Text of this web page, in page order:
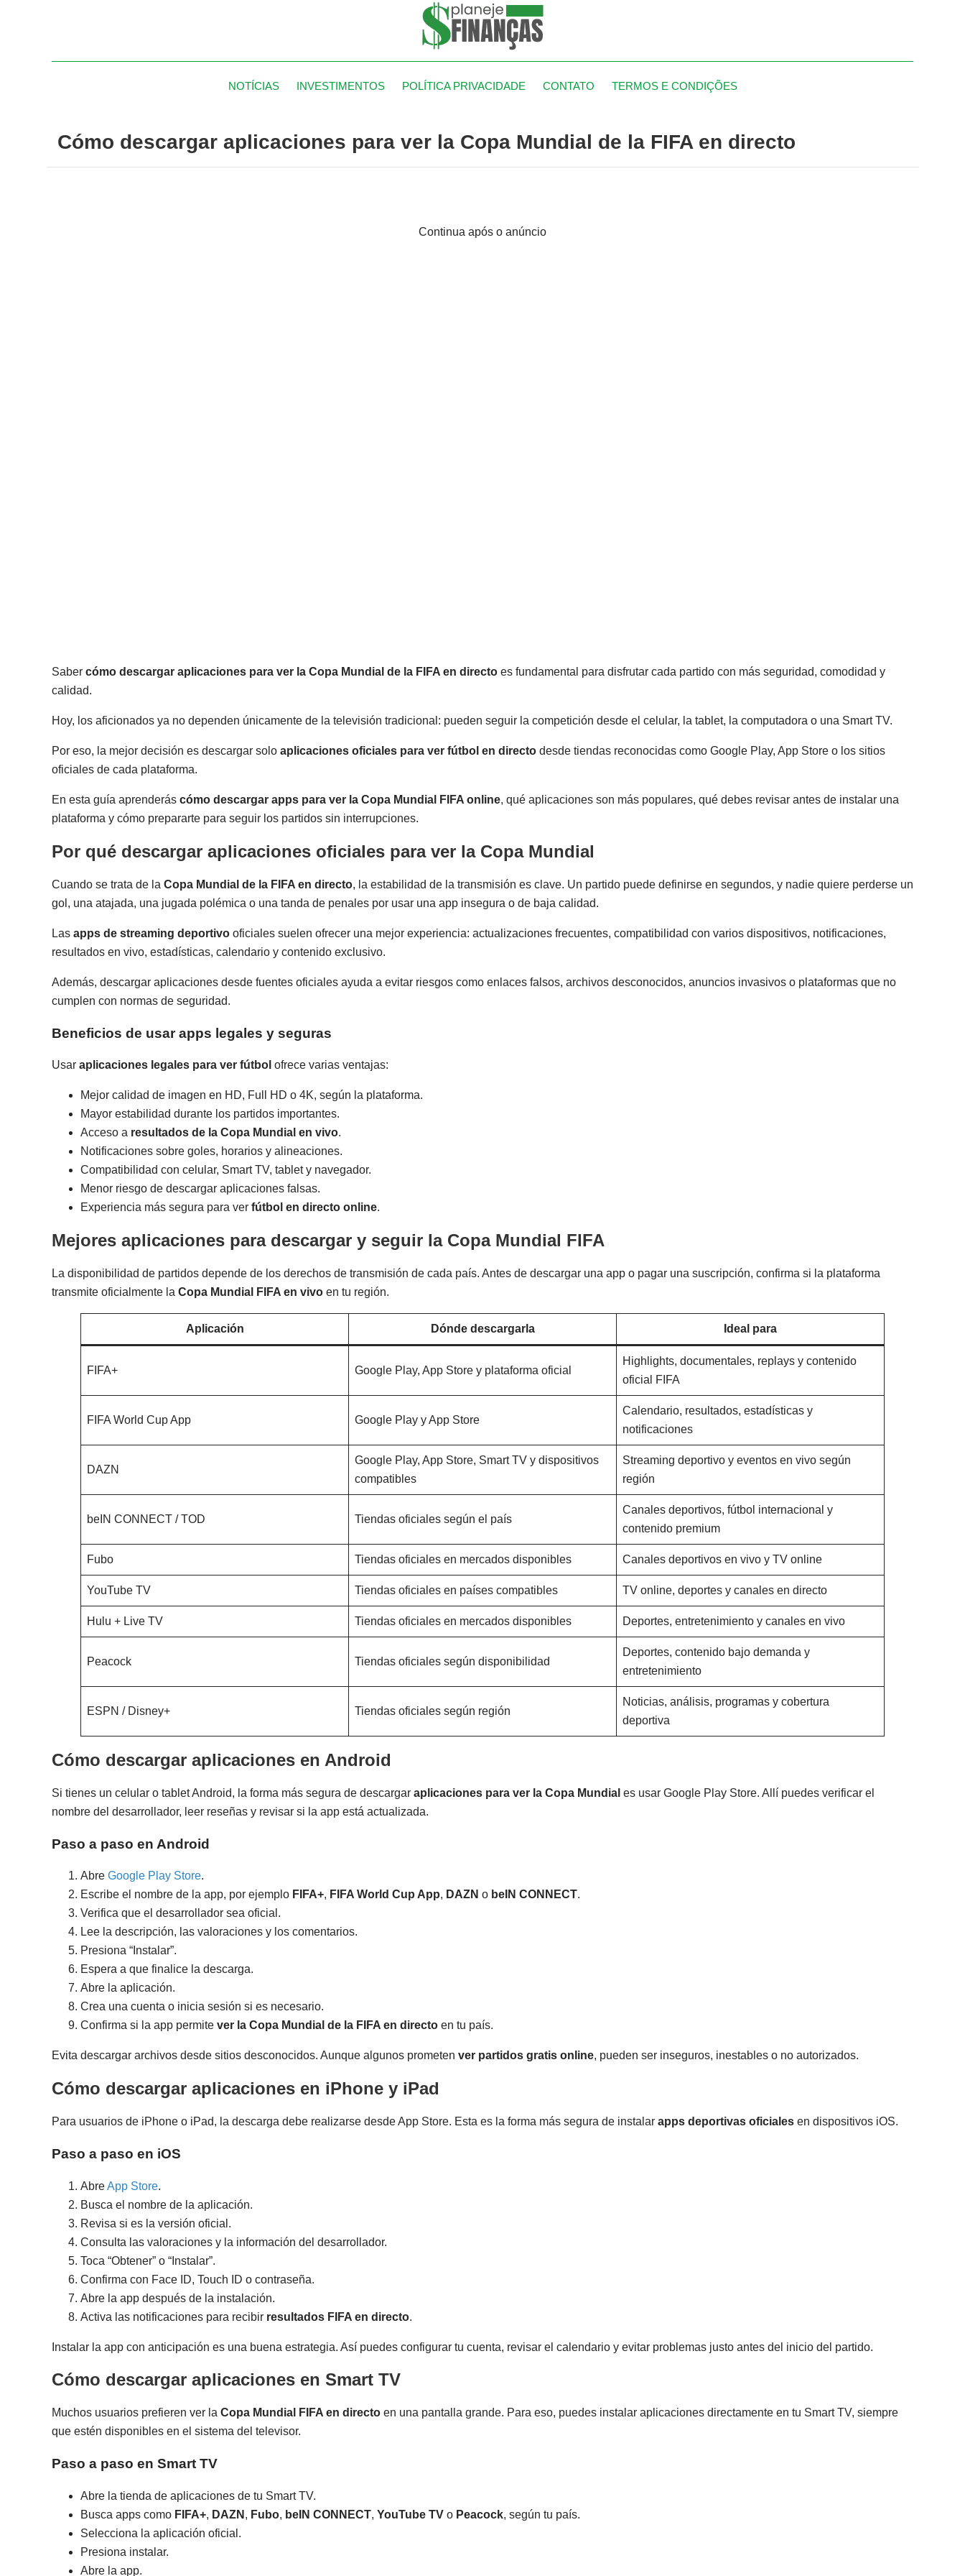
NOTÍCIAS INVESTIMENTOS POLÍTICA PRIVACIDADE CONTATO TERMOS E CONDIÇÕES
Cómo descargar aplicaciones para ver la Copa Mundial de la FIFA en directo
Continua após o anúncio
Saber cómo descargar aplicaciones para ver la Copa Mundial de la FIFA en directo es fundamental para disfrutar cada partido con más seguridad, comodidad y
calidad.
Hoy, los aficionados ya no dependen únicamente de la televisión tradicional: pueden seguir la competición desde el celular, la tablet, la computadora o una Smart TV.
Por eso, la mejor decisión es descargar solo aplicaciones oficiales para ver fútbol en directo desde tiendas reconocidas como Google Play, App Store o los sitios
oficiales de cada plataforma.
En esta guía aprenderás cómo descargar apps para ver la Copa Mundial FIFA online, qué aplicaciones son más populares, qué debes revisar antes de instalar una
plataforma y cómo prepararte para seguir los partidos sin interrupciones.
Por qué descargar aplicaciones oficiales para ver la Copa Mundial
Cuando se trata de la Copa Mundial de la FIFA en directo, la estabilidad de la transmisión es clave. Un partido puede definirse en segundos, y nadie quiere perderse un
gol, una atajada, una jugada polémica o una tanda de penales por usar una app insegura o de baja calidad.
Las apps de streaming deportivo oficiales suelen ofrecer una mejor experiencia: actualizaciones frecuentes, compatibilidad con varios dispositivos, notificaciones,
resultados en vivo, estadísticas, calendario y contenido exclusivo.
Además, descargar aplicaciones desde fuentes oficiales ayuda a evitar riesgos como enlaces falsos, archivos desconocidos, anuncios invasivos o plataformas que no
cumplen con normas de seguridad.
Beneficios de usar apps legales y seguras
Usar aplicaciones legales para ver fútbol ofrece varias ventajas:
Mejor calidad de imagen en HD, Full HD o 4K, según la plataforma.
Mayor estabilidad durante los partidos importantes.
Acceso a resultados de la Copa Mundial en vivo.
Notificaciones sobre goles, horarios y alineaciones.
Compatibilidad con celular, Smart TV, tablet y navegador.
Menor riesgo de descargar aplicaciones falsas.
Experiencia más segura para ver fútbol en directo online.
Mejores aplicaciones para descargar y seguir la Copa Mundial FIFA
La disponibilidad de partidos depende de los derechos de transmisión de cada país. Antes de descargar una app o pagar una suscripción, confirma si la plataforma
transmite oficialmente la Copa Mundial FIFA en vivo en tu región.
Aplicación Dónde descargarla Ideal para
FIFA+ Google Play, App Store y plataforma oficial
Highlights, documentales, replays y contenido
oficial FIFA
FIFA World Cup App Google Play y App Store
Calendario, resultados, estadísticas y
notificaciones
DAZN
Google Play, App Store, Smart TV y dispositivos
compatibles
Streaming deportivo y eventos en vivo según
región
beIN CONNECT / TOD Tiendas oficiales según el país
Canales deportivos, fútbol internacional y
contenido premium
Fubo Tiendas oficiales en mercados disponibles Canales deportivos en vivo y TV online
YouTube TV Tiendas oficiales en países compatibles TV online, deportes y canales en directo
Hulu + Live TV Tiendas oficiales en mercados disponibles Deportes, entretenimiento y canales en vivo
Peacock Tiendas oficiales según disponibilidad
Deportes, contenido bajo demanda y
entretenimiento
ESPN / Disney+ Tiendas oficiales según región
Noticias, análisis, programas y cobertura
deportiva
Cómo descargar aplicaciones en Android
Si tienes un celular o tablet Android, la forma más segura de descargar aplicaciones para ver la Copa Mundial es usar Google Play Store. Allí puedes verificar el
nombre del desarrollador, leer reseñas y revisar si la app está actualizada.
Paso a paso en Android
Abre Google Play Store.
Escribe el nombre de la app, por ejemplo FIFA+, FIFA World Cup App, DAZN o beIN CONNECT.
Verifica que el desarrollador sea oficial.
Lee la descripción, las valoraciones y los comentarios.
Presiona “Instalar”.
Espera a que finalice la descarga.
Abre la aplicación.
Crea una cuenta o inicia sesión si es necesario.
Confirma si la app permite ver la Copa Mundial de la FIFA en directo en tu país.
Evita descargar archivos desde sitios desconocidos. Aunque algunos prometen ver partidos gratis online, pueden ser inseguros, inestables o no autorizados.
Cómo descargar aplicaciones en iPhone y iPad
Para usuarios de iPhone o iPad, la descarga debe realizarse desde App Store. Esta es la forma más segura de instalar apps deportivas oficiales en dispositivos iOS.
Paso a paso en iOS
AbreApp Store.
Busca el nombre de la aplicación.
Revisa si es la versión oficial.
Consulta las valoraciones y la información del desarrollador.
Toca “Obtener” o “Instalar”.
Confirma con Face ID, Touch ID o contraseña.
Abre la app después de la instalación.
Activa las notificaciones para recibir resultados FIFA en directo.
Instalar la app con anticipación es una buena estrategia. Así puedes configurar tu cuenta, revisar el calendario y evitar problemas justo antes del inicio del partido.
Cómo descargar aplicaciones en Smart TV
Muchos usuarios prefieren ver la Copa Mundial FIFA en directo en una pantalla grande. Para eso, puedes instalar aplicaciones directamente en tu Smart TV, siempre
que estén disponibles en el sistema del televisor.
Paso a paso en Smart TV
Abre la tienda de aplicaciones de tu Smart TV.
Busca apps como FIFA+, DAZN , Fubo, beIN CONNECT, YouTube TV o Peacock, según tu país.
Selecciona la aplicación oficial.
Presiona instalar.
Abre la app.